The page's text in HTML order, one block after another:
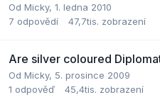
Od Micky, 1. ledna 2010
7 odpovědí 47,7tis. zobrazení
Are silver coloured
Od Micky, 5. prosince 2009
1 odpověď 45,4tis. zobrazení